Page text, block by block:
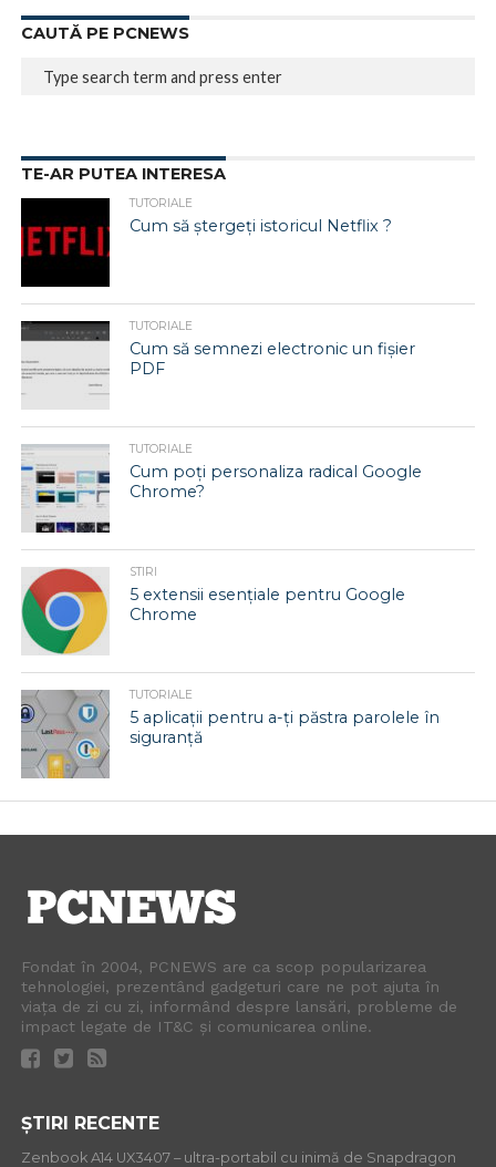
CAUTĂ PE PCNEWS
TE-AR PUTEA INTERESA
TUTORIALE
Cum să ștergeți istoricul Netflix ?
TUTORIALE
Cum să semnezi electronic un fișier
PDF
TUTORIALE
Cum poți personaliza radical Google
Chrome?
STIRI
5 extensii esențiale pentru Google
Chrome
TUTORIALE
5 aplicații pentru a-ți păstra parolele în
siguranță
Fondat în 2004, PCNEWS are ca scop popularizarea
tehnologiei, prezentând gadgeturi care ne pot ajuta în
viața de zi cu zi, informând despre lansări, probleme de
impact legate de IT&C și comunicarea online.
ȘTIRI RECENTE
Zenbook A14 UX3407 – ultra-portabil cu inimă de Snapdragon